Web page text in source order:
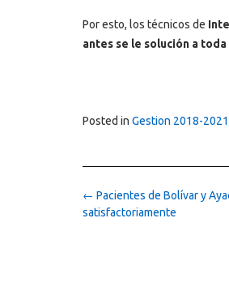
Por esto, los técnicos de
antes se le solución a
Posted in Gestion 2018-2021
Post
navigation
← Pacientes de Bolívar y
satisfactoriamente